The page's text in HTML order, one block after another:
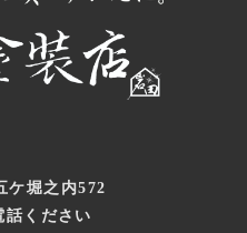
ケ堀之内572
話ください